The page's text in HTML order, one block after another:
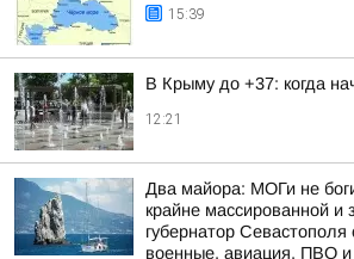
15:39
В Крыму до +37: когда
12:21
Два майора: МОГи не
крайне массированной и
губернатор
военные, авиация, ПВО